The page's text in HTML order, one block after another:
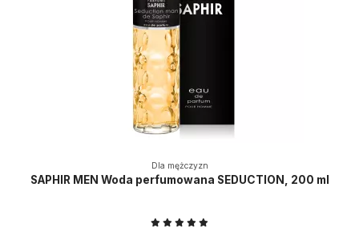
Dla mężczyzn
SAPHIR MEN Woda perfumowana SEDUCTION, 200 ml